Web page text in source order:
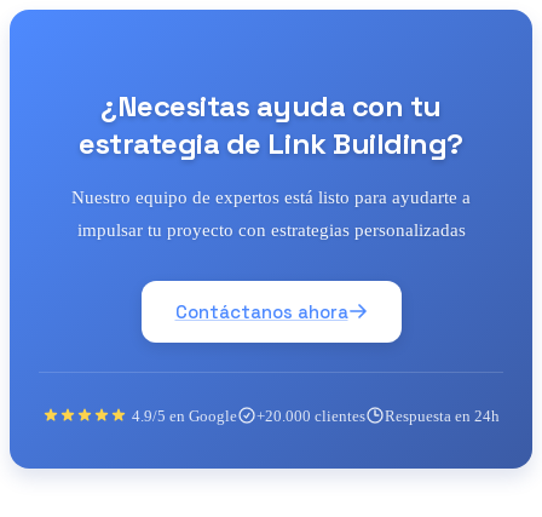
¿Necesitas ayuda con tu
estrategia de Link Building?
Nuestro equipo de expertos está listo para ayudarte a
impulsar tu proyecto con estrategias personalizadas
Contáctanos ahora
4.9/5 en Google +20.000 clientes Respuesta en 24h